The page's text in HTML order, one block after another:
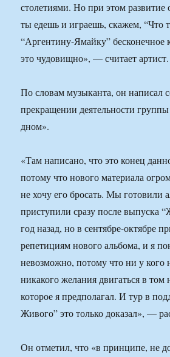
столетиями. Но при этом развитие
ты едешь и играешь, скажем, “Что
“Аргентину-Ямайку” бесконечное
это чудовищно», — считает артист.
По словам музыканта, он написал
прекращении деятельности
дном».
«Там написано, что это конец
потому что нового материала
не хочу его бросать. Мы готовили
приступили сразу после выпуска
год назад, но в сентябре-октябре
репетициям нового альбома, и я
невозможно, потому что ни у кого
никакого желания двигаться в том
которое я предполагал. И тур в
Живого” это только доказал», —
Он отметил, что «в принципе, не